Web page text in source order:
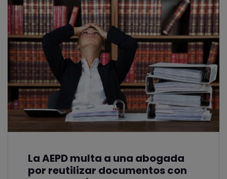
La AEPD multa a una abogada
por reutilizar documentos con